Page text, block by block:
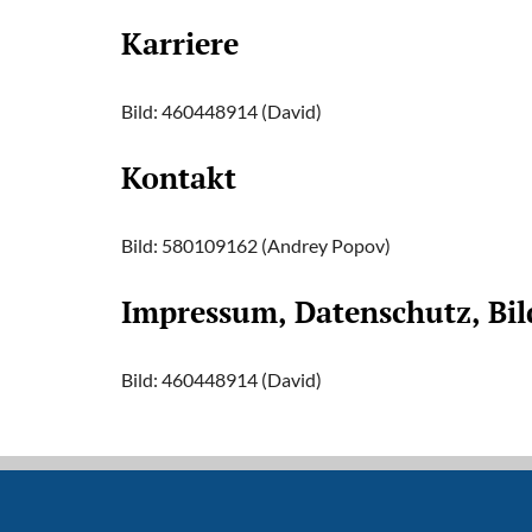
Karriere
Bild: 460448914 (David)
Kontakt
Bild: 580109162 (Andrey Popov)
Impressum, Datenschutz,
Bild: 460448914 (David)